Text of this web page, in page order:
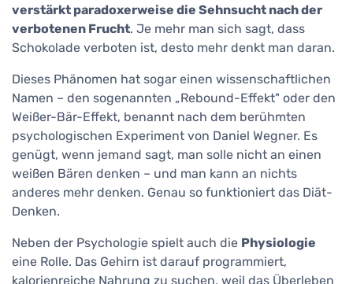
verstärkt paradoxerweise die Sehnsucht nach der
verbotenen Frucht. Je mehr man sich sagt, dass
Schokolade verboten ist, desto mehr denkt man daran.
Dieses Phänomen hat sogar einen wissenschaftlichen
Namen – den sogenannten „Rebound-Effekt" oder den
Weißer-Bär-Effekt, benannt nach dem berühmten
psychologischen Experiment von Daniel Wegner. Es
genügt, wenn jemand sagt, man solle nicht an einen
weißen Bären denken – und man kann an nichts
anderes mehr denken. Genau so funktioniert das Diät-
Denken.
Neben der Psychologie spielt auch die Physiologie
eine Rolle. Das Gehirn ist darauf programmiert,
kalorienreiche Nahrung zu suchen, weil das Überleben